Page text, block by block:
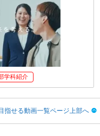
学科紹介
指せる動画一覧ページ上部へ